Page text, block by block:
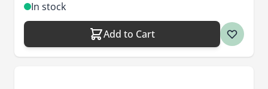
In stock
Add to Cart